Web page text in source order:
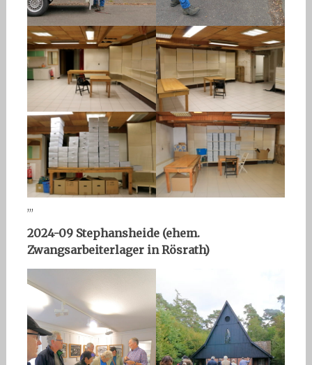
,,,
2024-09 Stephansheide (ehem.
Zwangsarbeiterlager in Rösrath)